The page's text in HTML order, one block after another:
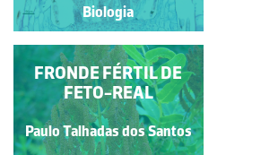
Biologia
Biologia
FLORES MASCULINAS
DE RÍCINO
Rubim Manuel Almeida da
Silva
FRONDE FÉRTIL DE
FETO-REAL
Paulo Talhadas dos Santos